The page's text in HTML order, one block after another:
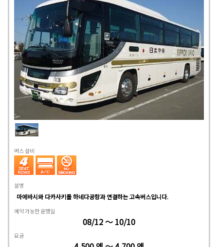
버스 설비
설명
마에바시와 다카사키를 하네다공항과 연결하는 고속버스입니다.
예약 가능한 운행일
08/12 ～ 10/10
요금